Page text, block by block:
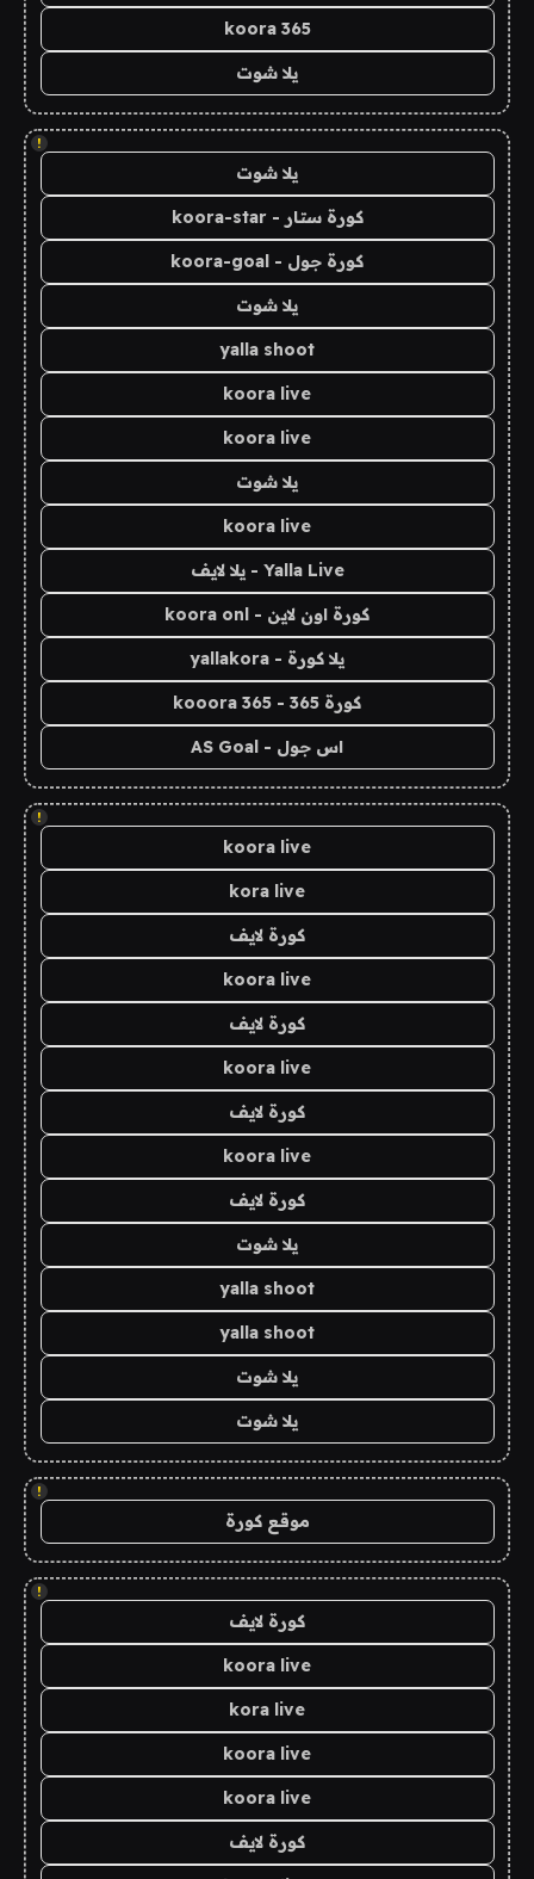
koora 365
يلا شوت
!
يلا شوت
كورة ستار - koora-star
كورة جول - koora-goal
يلا شوت
yalla shoot
koora live
koora live
يلا شوت
koora live
Yalla Live - يلا لايف
كورة اون لاين - koora onl
يلا كورة - yallakora
كورة 365 - kooora 365
اس جول - AS Goal
!
koora live
kora live
كورة لايف
koora live
كورة لايف
koora live
كورة لايف
koora live
كورة لايف
يلا شوت
yalla shoot
yalla shoot
يلا شوت
يلا شوت
!
موقع كورة
!
كورة لايف
koora live
kora live
koora live
koora live
كورة لايف